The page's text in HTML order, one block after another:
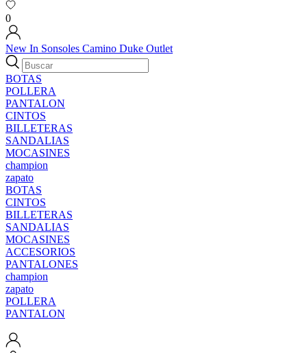
0
New In Sonsoles Camino Duke Outlet
BOTAS
POLLERA
PANTALON
CINTOS
BILLETERAS
SANDALIAS
MOCASINES
champion
zapato
BOTAS
CINTOS
BILLETERAS
SANDALIAS
MOCASINES
ACCESORIOS
PANTALONES
champion
zapato
POLLERA
PANTALON